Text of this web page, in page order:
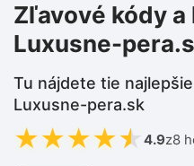
Zľavové kódy a
Luxusne-
Tu nájdete tie
Luxusne-pera.sk
★★★★★ 4.9z8